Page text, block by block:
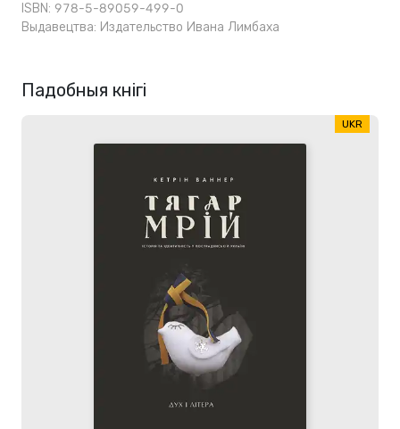
ISBN: 978-5-89059-499-0
Выдавецтва: Издательство Ивана Лимбаха
Падобныя кнігі
UKR